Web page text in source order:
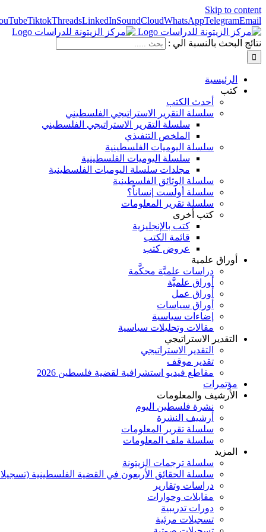
Skip to content
TiktokThreadsLinkedInSoundCloudWhatsAppTelegramEmail
نتائج البحث بالنسبة الي :
الرئيسية
كتب
أحدث الكتب
سلسلة التقرير الاستراتيجي الفلسطيني
سلسلة التقرير الاستراتيجي الفلسطيني
الملخص التنفيذي
سلسلة اليوميات الفلسطينية
سلسلة اليوميات الفلسطينية
مجلدات سلسلة اليوميات الفلسطينية
سلسلة الوثائق الفلسطينية
سلسلة أولست إنساناً؟
سلسلة تقرير المعلومات
كتب أخرى
كتب بالإنجليزية
قائمة الكتب
عروض كتب
أوراق علمية
دراسات علميَّة محكَّمة
أوراق علميَّة
أوراق عمل
أوراق سياسات
إضاءات سياسية
مقالات وتحليلات سياسية
التقدير الاستراتيجي
التقدير الاستراتيجي
تقدير موقف
مقاطع فيديو استشرافية لقضية فلسطين 2026
مؤتمرات
الأرشيف والمعلومات
نشرة فلسطين اليوم
أرشيف النشرة
سلسلة تقرير المعلومات
سلسلة ملف المعلومات
المزيد
سلسلة ترجمات الزيتونة
سلسلة الحقائق الأربعون في القضية الفلسطينية
دراسات وتقارير
مقابلات وحوارات
دورات تدريبية
تسجيلات مرئية